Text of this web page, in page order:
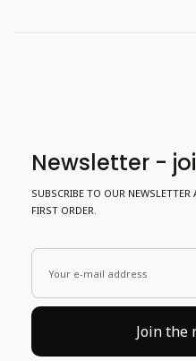
Newsletter -
SUBSCRIBE TO OUR
FIRST ORDER.
Your e-mail address
Join the